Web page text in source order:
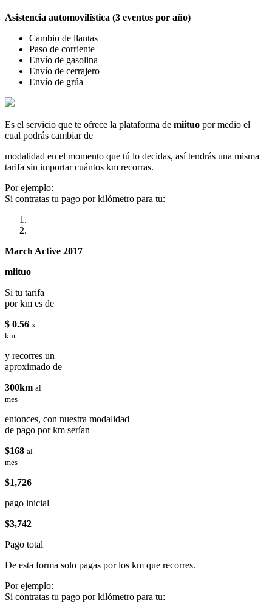
Asistencia automovilística (3 eventos por año)
Cambio de llantas
Paso de corriente
Envío de gasolina
Envío de cerrajero
Envío de grúa
Es el servicio que te ofrece la plataforma de miituo por medio el
cual podrás cambiar de
modalidad en el momento que tú lo decidas, así tendrás una misma
tarifa sin importar cuántos km recorras.
Por ejemplo:
Si contratas tu pago por kilómetro para tu:
March Active 2017
miituo
Si tu tarifa
por km es de
$ 0.56 x
km
y recorres un
aproximado de
300km al
mes
entonces, con nuestra modalidad
de pago por km serían
$168 al
mes
$1,726
pago inicial
$3,742
Pago total
De esta forma solo pagas por los km que recorres.
Por ejemplo:
Si contratas tu pago por kilómetro para tu: